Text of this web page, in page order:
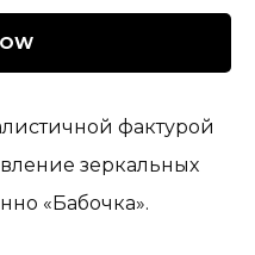
фактурой
зеркальных
«Бабочка».